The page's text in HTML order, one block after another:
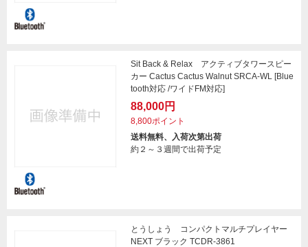
Sit Back & Relax アクティブタワースピー
カー Cactus Cactus Walnut SRCA-WL [Blue
tooth対応 /ワイドFM対応]
88,000円
8,800ポイント
送料無料、入荷次第出荷
約２～３週間で出荷予定
とうしょう コンパクトマルチプレイヤー
NEXT ブラック TCDR-3861